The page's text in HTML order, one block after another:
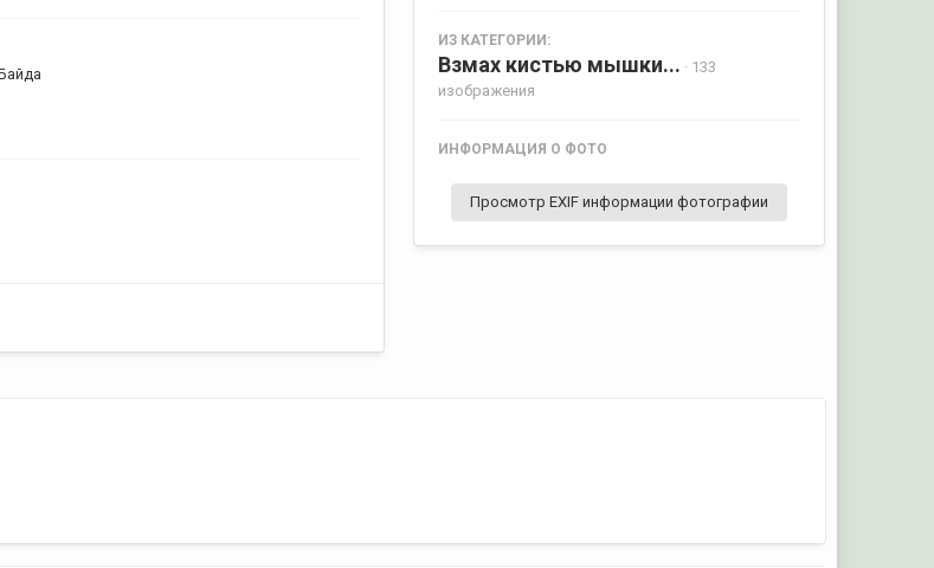
ИЗ КАТЕГОРИИ:
Взмах кистью мышки... · 133
изображения
ИНФОРМАЦИЯ О ФОТО
Просмотр EXIF информации фотографии